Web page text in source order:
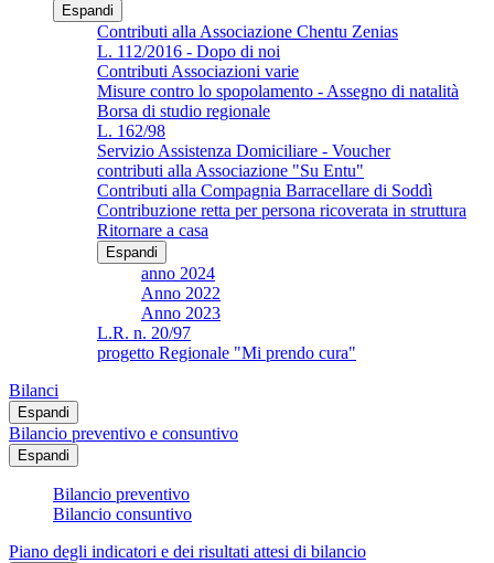
Espandi
Contributi alla Associazione Chentu Zenias
L. 112/2016 - Dopo di noi
Contributi Associazioni varie
Misure contro lo spopolamento - Assegno di natalità
Borsa di studio regionale
L. 162/98
Servizio Assistenza Domiciliare - Voucher
contributi alla Associazione "Su Entu"
Contributi alla Compagnia Barracellare di Soddì
Contribuzione retta per persona ricoverata in struttura
Ritornare a casa
Espandi
anno 2024
Anno 2022
Anno 2023
L.R. n. 20/97
progetto Regionale "Mi prendo cura"
Bilanci
Espandi
Bilancio preventivo e consuntivo
Espandi
Bilancio preventivo
Bilancio consuntivo
Piano degli indicatori e dei risultati attesi di bilancio